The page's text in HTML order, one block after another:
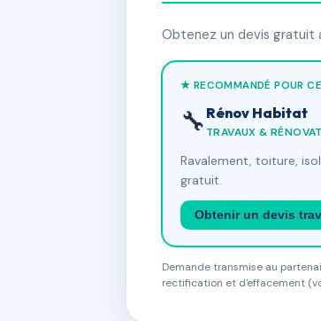
Obtenez un devis gratuit
★ RECOMMANDÉ POUR
🔧 Rénov Habitat
TRAVAUX &
Ravalement, toiture,
gratuit.
Obtenir un devis
Demande transmise au
rectification et d'effacement